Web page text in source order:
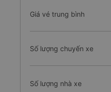
Giá vé trung bình
Số lượng chuyến xe
Số lượng nhà xe